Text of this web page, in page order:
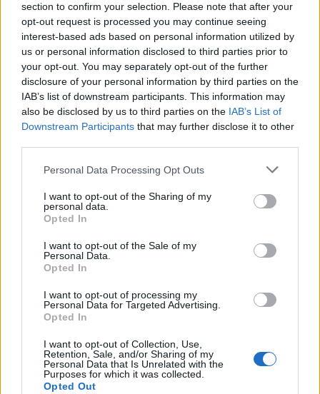
section to confirm your selection. Please note that after your
opt-out request is processed you may continue seeing
interest-based ads based on personal information utilized by
us or personal information disclosed to third parties prior to
your opt-out. You may separately opt-out of the further
disclosure of your personal information by third parties on the
IAB’s list of downstream participants. This information may
also be disclosed by us to third parties on the IAB’s List of
Downstream Participants that may further disclose it to other
Please note that this website/app uses one or more Google
not limited to your visit or usage behaviour. You may click to
grant or deny consent to Google and its third-party tags to
use your data for below specified purposes in below Google
consent section.
Personal Data Processing Opt Outs
I want to opt-out of the Sharing of my
personal data.
Opted In
I want to opt-out of the Sale of my
Personal Data.
Opted In
I want to opt-out of processing my
Personal Data for Targeted Advertising.
Opted In
I want to opt-out of Collection, Use,
Retention, Sale, and/or Sharing of my
Personal Data that Is Unrelated with the
Purposes for which it was collected.
Opted Out
Kanye West nem ad ki több lemezt,
amíg meg nem szabadul a kiadóitól
dankógábor•2020. szeptember 15.
Nagyon sajnáljuk kedves olvasó, hogy nem írtunk
mostanában Kanye Westről, de annyi minden
történik vele, hogy nem tudjuk követni a tempót.
Ugye ...